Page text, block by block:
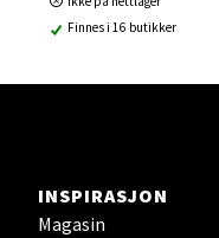
Finnes i 16 butikker
INSPIRASJON
Magasin
Ski Storsenter,
Åpent i dag 10-21